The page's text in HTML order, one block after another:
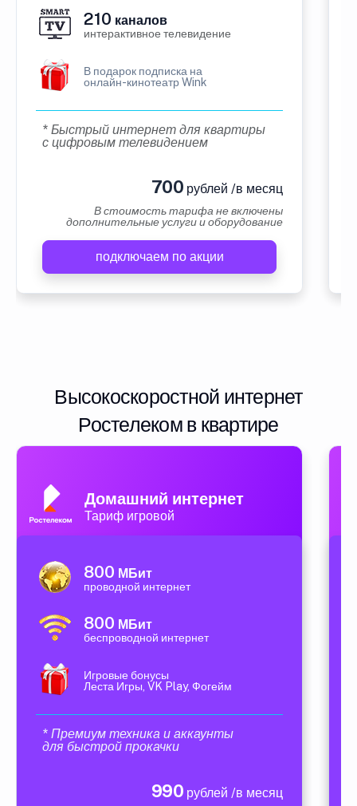
210 каналов
интерактивное телевидение
В подарок подписка на
онлайн-кинотеатр Wink
* Быстрый интернет для квартиры
с цифровым телевидением
700 рублей /в месяц
В стоимость тарифа не включены
дополнительные услуги и оборудование
подключаем по акции
Высокоскоростной интернет
Ростелеком в квартире
Домашний интернет
Тариф игровой
800 МБит
проводной интернет
800 МБит
беспроводной интернет
Игровые бонусы
Леста Игры, VK Play, Фогейм
* Премиум техника и аккаунты
для быстрой прокачки
990 рублей /в месяц